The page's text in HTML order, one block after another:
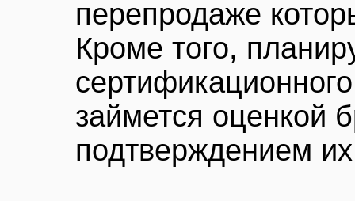
перепродаже
Кроме того,
займется оценкой
подтверждением